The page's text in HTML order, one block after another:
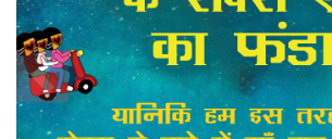
Previous